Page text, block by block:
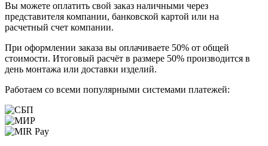
Вы можете оплатить свой заказ наличными через
представителя компании, банковской картой или на
расчетный счет компании.
При оформлении заказа вы оплачиваете 50% от общей
стоимости. Итоговый расчёт в размере 50% производится в
день монтажа или доставки изделий.
Работаем со всеми популярными системами платежей: